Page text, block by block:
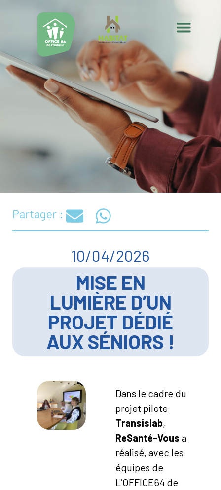
Partager :
10/04/2026
MISE EN
LUMIÈRE D’UN
PROJET DÉDIÉ
AUX SÉNIORS !
Dans le cadre du
projet pilote
Transislab,
ReSanté-Vous a
réalisé, avec les
équipes de
L’OFFICE64 de